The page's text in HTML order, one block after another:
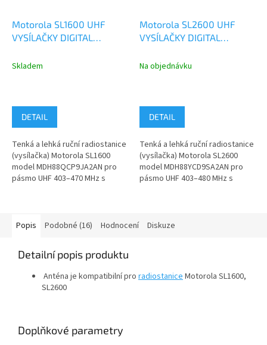
Motorola SL1600 UHF
VYSÍLAČKY DIGITAL
MDH88QCP9JA2AN
Skladem
DETAIL
Tenká a lehká ruční radiostanice
(vysílačka) Motorola SL1600
model MDH88QCP9JA2AN pro
pásmo UHF 403–470 MHz s
Motorola SL2600 UHF
VYSÍLAČKY DIGITAL
MDH88YCD9SA2AN
Na objednávku
DETAIL
Tenká a lehká ruční radiostanice
(vysílačka) Motorola SL2600
model MDH88YCD9SA2AN pro
pásmo UHF 403–480 MHz s
Popis Podobné (16) Hodnocení Diskuze
Detailní popis produktu
Anténa je kompatibilní pro radiostanice Motorola SL1600,
SL2600
Doplňkové parametry